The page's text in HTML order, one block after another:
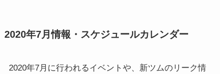
2020年7月情報・スケジュールカレンダー
2020年7月に行われるイベントや、新ツムのリーク情